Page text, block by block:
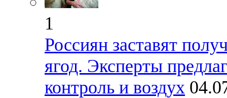
1
Россиян заставят
ягод. Эксперты
контроль и воздух